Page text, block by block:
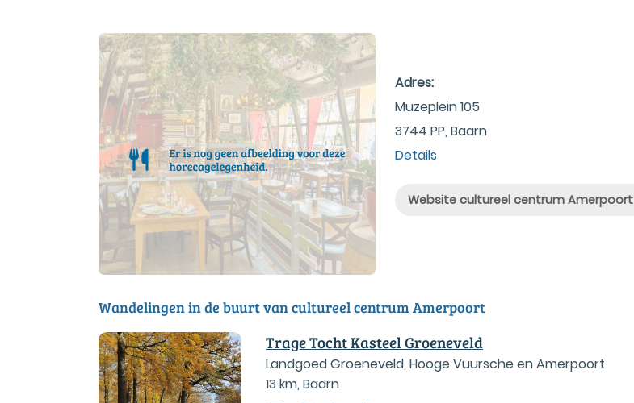
Adres:
Muzeplein 105
3744 PP, Baarn
Details
Website cultureel centrum Amerpoort
Wandelingen in de buurt van cultureel centrum Amerpoort
Trage Tocht Kasteel Groeneveld
Landgoed Groeneveld, Hooge Vuursche en Amerpoort
13 km, Baarn